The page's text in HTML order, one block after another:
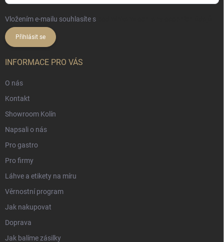
Vložením e-mailu souhlasíte s
Přihlásit se
INFORMACE PRO VÁS
O nás
Kontakt
Showroom Kolín
Napsali o nás
Pro gastro
Pro firmy
Láhve a etikety na míru
Věrnostní program
Jak nakupovat
Doprava
Jak balíme zásilky